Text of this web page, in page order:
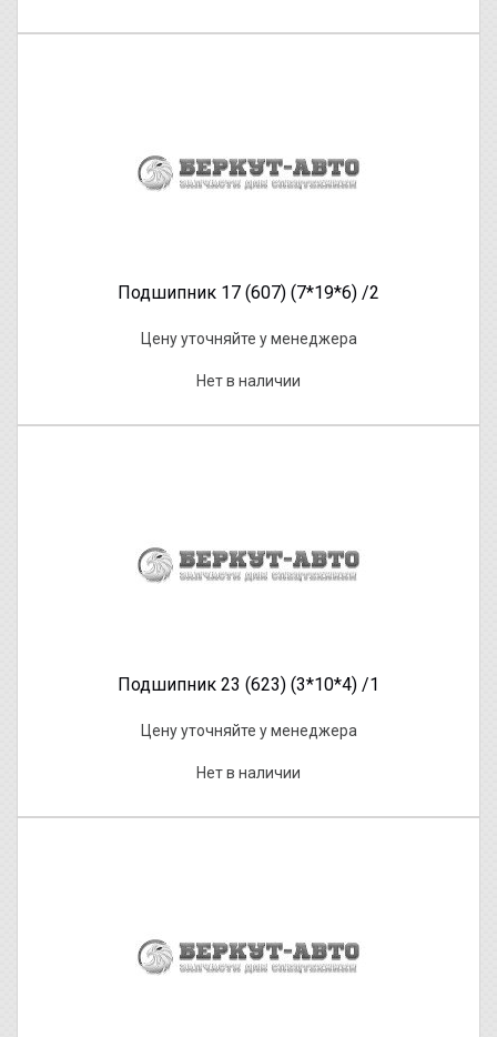
Подшипник 17 (607) (7*19*6) /2
Цену уточняйте у менеджера
Нет в наличии
Подшипник 23 (623) (3*10*4) /1
Цену уточняйте у менеджера
Нет в наличии